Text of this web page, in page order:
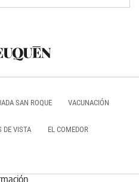
SAN ROQUE VACUNACIÓN
DE VISTA EL COMEDOR